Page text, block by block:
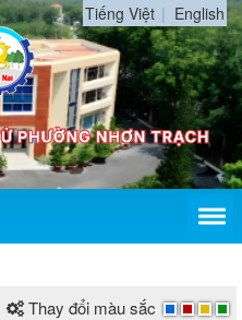
Tiếng Việt English
Thay đổi màu sắc